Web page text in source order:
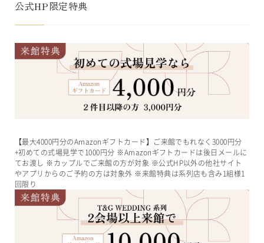
公式HP限定特典
【最大4000円分のAmazonギフトカード】ご来館でもれなく3000円分
+初めての式場見学で1000円分 ※Amazonギフトカードは後日メールに
てお渡し ※カップルでご来館の方が対象 ※公式HP以外の他社サイト
やアプリからのご予約の方は対象外 ※来館特典は系列店も含み1組様1
回限り